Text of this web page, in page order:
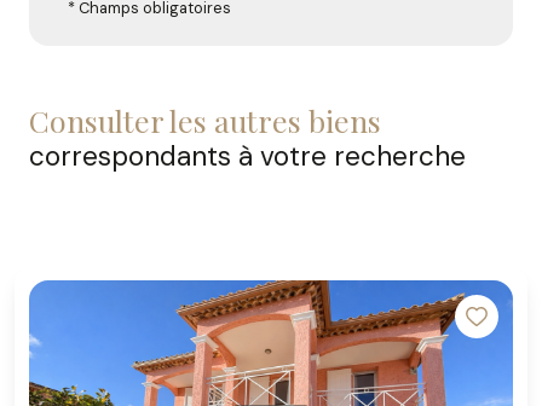
* Champs obligatoires
consulter les autres biens
correspondants à votre recherche